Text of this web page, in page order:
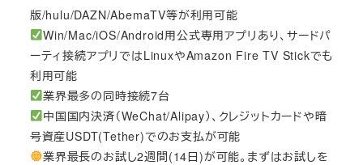
版/hulu/DAZN/AbemaTV等が利用可能
Win/Mac/iOS/Android用公式専用アプリあり、サードパ
ーティ接続アプリではLinuxやAmazon Fire TV Stickでも
利用可能
業界最多の同時接続7台
中国国内決済（WeChat/Alipay）、クレジットカードや暗
号資産USDT(Tether)でのお支払が可能
業界最長のお試し2週間(14日)が可能。まずはお試しを